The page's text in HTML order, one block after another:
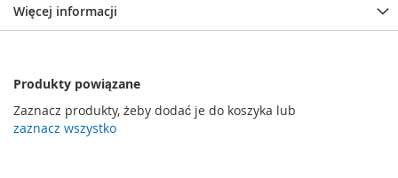
Więcej informacji
Produkty powiązane
Zaznacz produkty, żeby dodać je do koszyka lub
zaznacz wszystko